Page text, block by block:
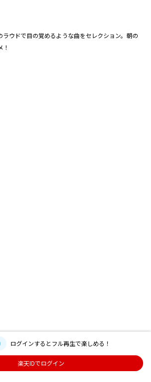
ラウドで目の覚めるような曲をセレクション。朝の
ログインするとフル再生で楽しめる！
楽天IDでログイン